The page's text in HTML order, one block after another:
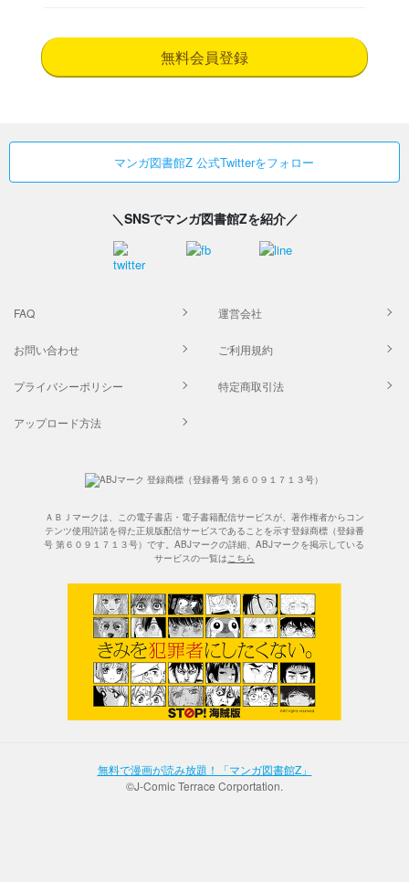
無料会員登録
マンガ図書館Z 公式Twitterをフォロー
＼SNSでマンガ図書館Zを紹介／
FAQ 運営会社
お問い合わせ ご利用規約
プライバシーポリシー 特定商取引法
アップロード方法
ＡＢＪマークは、この電子書店・電子書籍配信サービスが、著作権者からコン
テンツ使用許諾を得た正規版配信サービスであることを示す登録商標（登録番
号 第６０９１７１３号）です。ABJマークの詳細、ABJマークを掲示している
サービスの一覧はこちら
無料で漫画が読み放題！「マンガ図書館Z」
©J-Comic Terrace Corportation.